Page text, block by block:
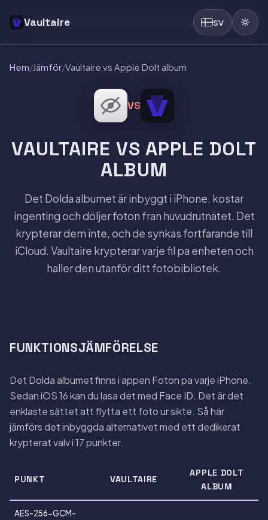
Vaultaire SV
Hem/Jämför/Vaultaire vs Apple Dolt album
VS
VAULTAIRE VS APPLE DOLT
ALBUM
Det Dolda albumet är inbyggt i iPhone, kostar
ingenting och döljer foton fran huvudrutnätet. Det
krypterar dem inte, och de synkas fortfarande till
iCloud. Vaultaire krypterar varje fil pa enheten och
haller den utanför ditt fotobibliotek.
FUNKTIONSJÄMFÖRELSE
Det Dolda albumet finns i appen Foton pa varje iPhone.
Sedan iOS 16 kan du lasa det med Face ID. Det är det
enklaste sättet att flytta ett foto ur sikte. Så här
jämförs det inbyggda alternativet med ett dedikerat
krypterat valv i 17 punkter.
PUNKT VAULTAIRE
APPLE DOLT
ALBUM
AES-256-GCM-